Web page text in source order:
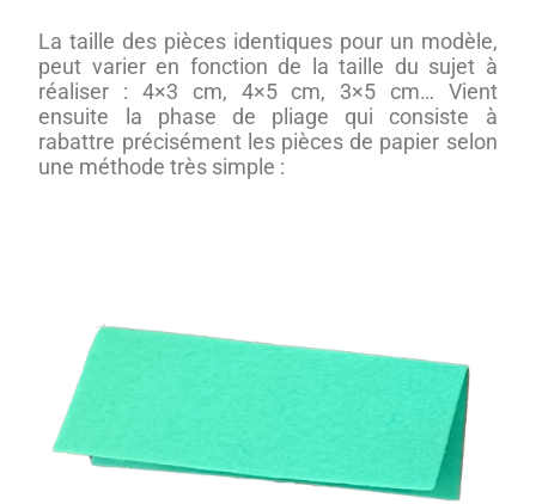
La taille des pièces identiques pour un modèle,
peut varier en fonction de la taille du sujet à
réaliser : 4×3 cm, 4×5 cm, 3×5 cm… Vient
ensuite la phase de pliage qui consiste à
rabattre précisément les pièces de papier selon
une méthode très simple :